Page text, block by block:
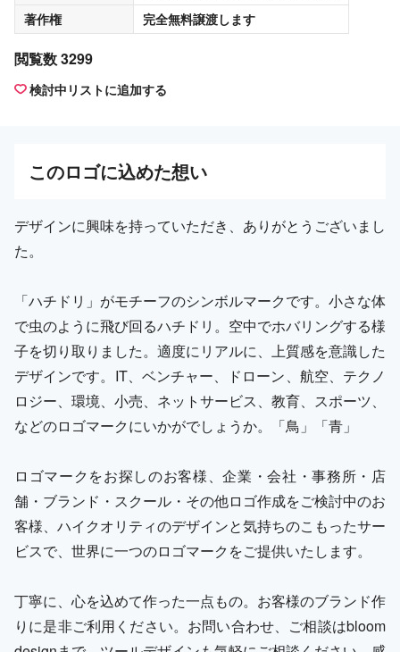
著作権
完全無料譲渡します
閲覧数 3299
検討中リストに追加する
このロゴに込めた想い
デザインに興味を持っていただき、ありがとうございまし
た。
「ハチドリ」がモチーフのシンボルマークです。小さな体
で虫のように飛び回るハチドリ。空中でホバリングする様
子を切り取りました。適度にリアルに、上質感を意識した
デザインです。IT、ベンチャー、ドローン、航空、テクノ
ロジー、環境、小売、ネットサービス、教育、スポーツ、
などのロゴマークにいかがでしょうか。「鳥」「青」
ロゴマークをお探しのお客様、企業・会社・事務所・店
舗・ブランド・スクール・その他ロゴ作成をご検討中のお
客様、ハイクオリティのデザインと気持ちのこもったサー
ビスで、世界に一つのロゴマークをご提供いたします。
丁寧に、心を込めて作った一点もの。お客様のブランド作
りに是非ご利用ください。お問い合わせ、ご相談はbloom